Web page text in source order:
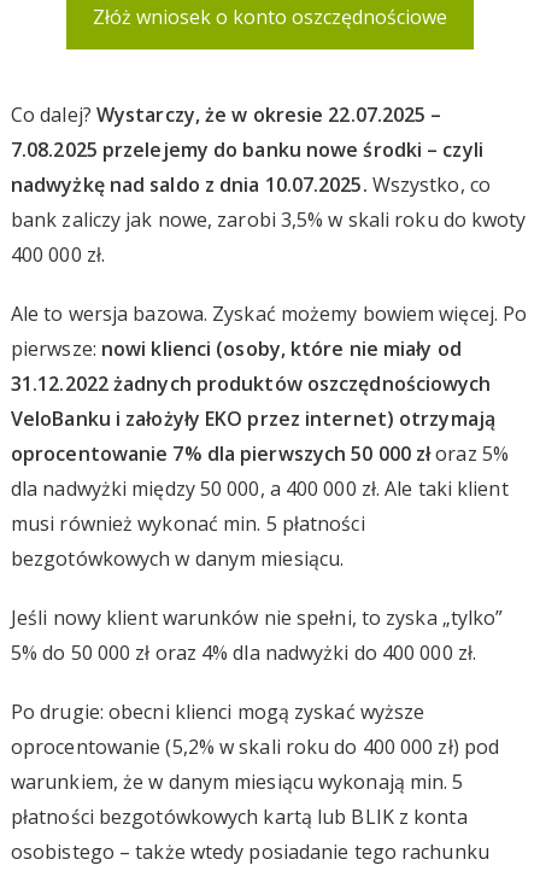
Złóż wniosek o konto oszczędnościowe
Co dalej? Wystarczy, że w okresie 22.07.2025 –
7.08.2025 przelejemy do banku nowe środki – czyli
nadwyżkę nad saldo z dnia 10.07.2025. Wszystko, co
bank zaliczy jak nowe, zarobi 3,5% w skali roku do kwoty
400 000 zł.
Ale to wersja bazowa. Zyskać możemy bowiem więcej. Po
pierwsze: nowi klienci (osoby, które nie miały od
31.12.2022 żadnych produktów oszczędnościowych
VeloBanku i założyły EKO przez internet) otrzymają
oprocentowanie 7% dla pierwszych 50 000 złoraz 5%
dla nadwyżki między 50 000, a 400 000 zł. Ale taki klient
musi również wykonać min. 5 płatności
bezgotówkowych w danym miesiącu.
Jeśli nowy klient warunków nie spełni, to zyska „tylko”
5% do 50 000 zł oraz 4% dla nadwyżki do 400 000 zł.
Po drugie: obecni klienci mogą zyskać wyższe
oprocentowanie (5,2% w skali roku do 400 000 zł) pod
warunkiem, że w danym miesiącu wykonają min. 5
płatności bezgotówkowych kartą lub BLIK z konta
osobistego – także wtedy posiadanie tego rachunku